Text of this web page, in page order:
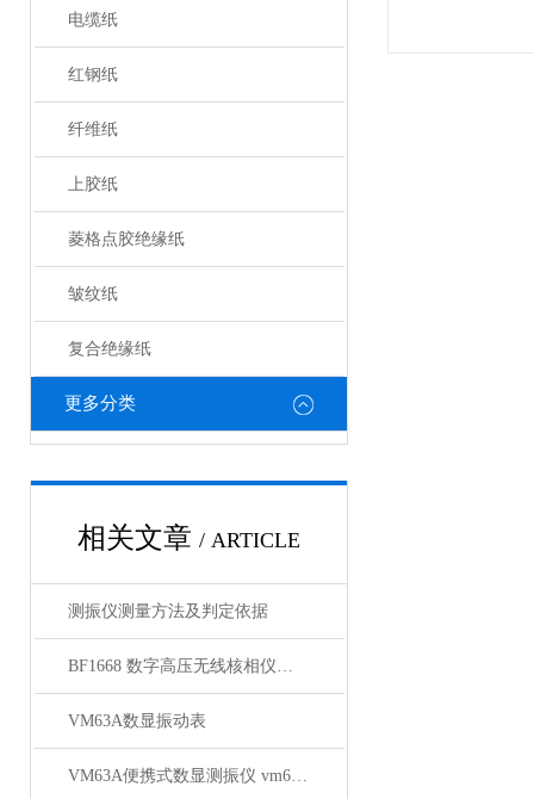
电缆纸
红钢纸
纤维纸
上胶纸
菱格点胶绝缘纸
皱纹纸
复合绝缘纸
更多分类
相关文章 / ARTICLE
测振仪测量方法及判定依据
BF1668 数字高压无线核相仪上海徐吉电气
VM63A数显振动表
VM63A便携式数显测振仪 vm63a便携式测振仪厂家推荐